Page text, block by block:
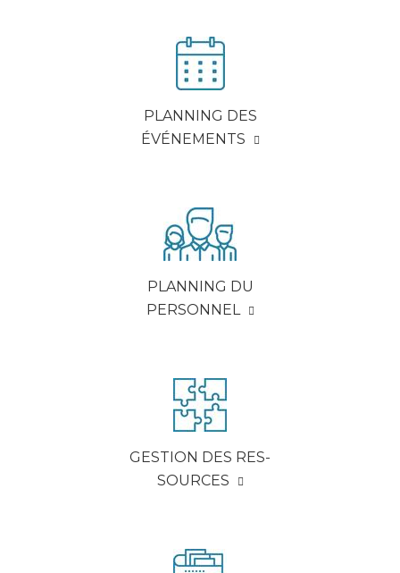
PLAN­NING DES
ÉVÉ­NE­MENTS
PLAN­NING DU
PER­SON­NEL
GES­TION DES RES­
SOURCES